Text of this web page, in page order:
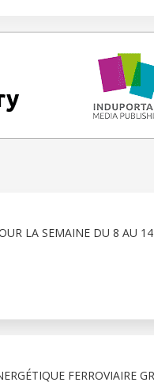
LA SEMAINE DU 8 AU
FERROVIAIRE